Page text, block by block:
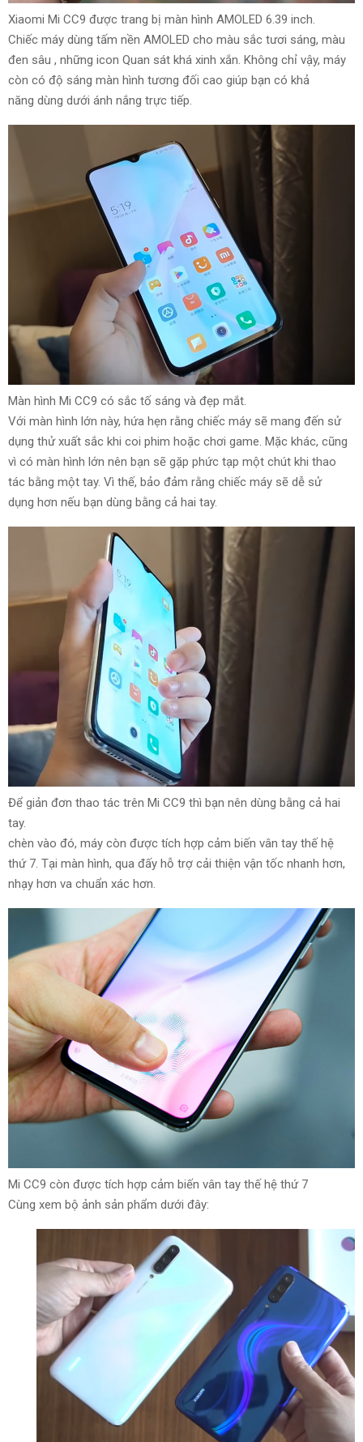
Xiaomi Mi CC9 được trang bị màn hình AMOLED 6 .39 inch.
Chiếc máy dùng tấm nền AMOLED cho màu sắc tươi sáng, màu
đen sâu , những icon Quan sát khá xinh xắn . Không chỉ vậy, máy
còn có độ sáng màn hình tương đối cao giúp bạn có khả
năng dùng dưới ánh nắng trực tiếp.
Màn hình Mi CC9 có sắc tố sáng và đẹp mắt
Với màn hình lớn này, hứa hẹn rằng chiếc máy sẽ mang đến sử
dụng thử xuất sắc khi coi phim hoặc chơi game. Mặc khác, cũng
vì có màn hình lớn nên bạn sẽ gặp phức tạp một chút khi thao
tác bằng một tay. Vì thế, bảo đảm rằng chiếc máy sẽ dễ sử
dụng hơn nếu bạn dùng bằng cả hai tay.
Để giản đơn thao tác trên Mi CC9 thì bạn nên dùng bằng cả hai
tay.
chèn vào đó, máy còn được tích hợp cảm biến vân tay thế hệ
thứ 7. Tại màn hình, qua đấy hỗ trợ cải thiện vận tốc nhanh hơn,
nhạy hơn va chuẩn xác hơn.
Mi CC9 còn được tích hợp cảm biến vân tay thế hệ thứ 7
Cùng xem bộ ảnh sản phẩm dưới đây: